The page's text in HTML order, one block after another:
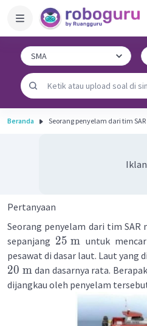
Beranda Seorang penyelam dari tim
Iklan
Pertanyaan
Seorang penyelam dari tim
sepanjang 25 m untuk
pesawat di dasar laut. Laut yang
20 m dan dasarnya rata.
dijangkau oleh penyelam